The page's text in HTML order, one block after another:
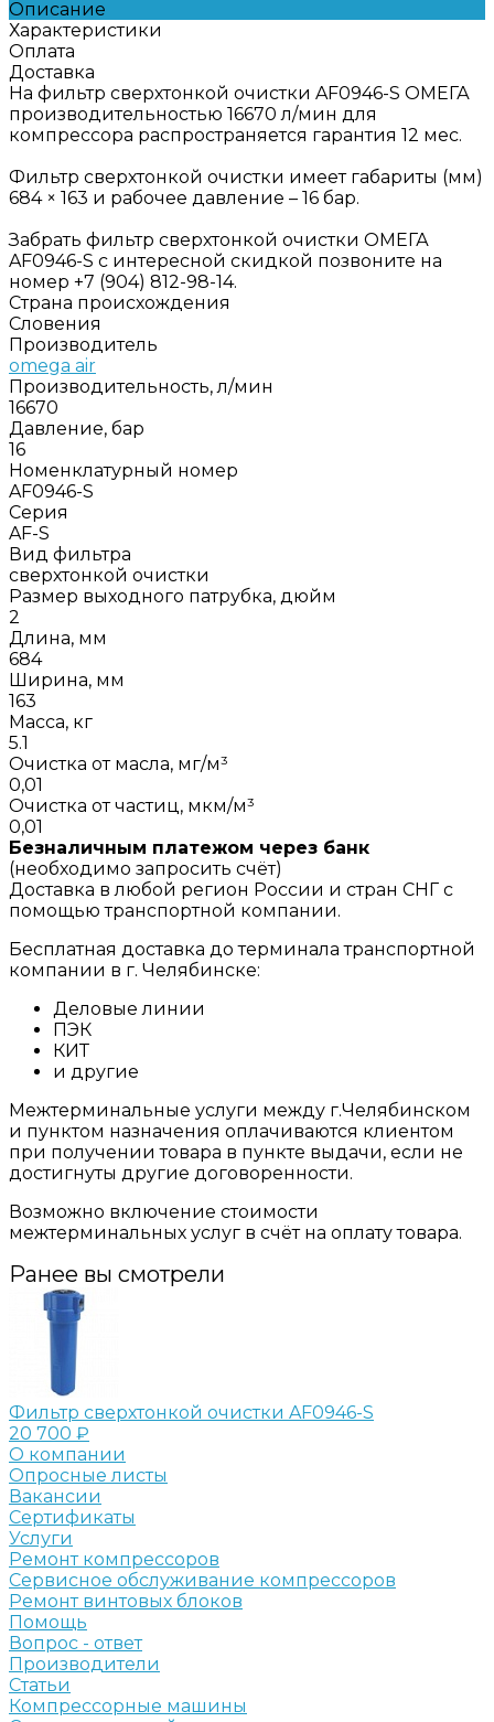
Описание
Характеристики
Оплата
Доставка
На фильтр сверхтонкой очистки AF0946-S ОМЕГА
производительностью 16670 л/мин для
компрессора распространяется гарантия 12 мес.
Фильтр сверхтонкой очистки имеет габариты (мм)
684 × 163 и рабочее давление – 16 бар.
Забрать фильтр сверхтонкой очистки ОМЕГА
AF0946-S с интересной скидкой позвоните на
номер +7 (904) 812-98-14.
Страна происхождения
Словения
Производитель
omega air
Производительность, л/мин
16670
Давление, бар
16
Номенклатурный номер
AF0946-S
Серия
AF-S
Вид фильтра
сверхтонкой очистки
Размер выходного патрубка, дюйм
2
Длина, мм
684
Ширина, мм
163
Масса, кг
5.1
Очистка от масла, мг/м³
0,01
Очистка от частиц, мкм/м³
0,01
Безналичным платежом через банк
(необходимо запросить счёт)
Доставка в любой регион России и стран СНГ с
помощью транспортной компании.
Бесплатная доставка до терминала транспортной
компании в г. Челябинске:
Деловые линии
ПЭК
КИТ
и другие
Межтерминальные услуги между г.Челябинском
и пунктом назначения оплачиваются клиентом
при получении товара в пункте выдачи, если не
достигнуты другие договоренности.
Возможно включение стоимости
межтерминальных услуг в счёт на оплату товара.
Ранее вы смотрели
Фильтр сверхтонкой очистки AF0946-S
20 700 ₽
О компании
Опросные листы
Вакансии
Сертификаты
Услуги
Ремонт компрессоров
Сервисное обслуживание компрессоров
Ремонт винтовых блоков
Помощь
Вопрос - ответ
Производители
Статьи
Компрессорные машины